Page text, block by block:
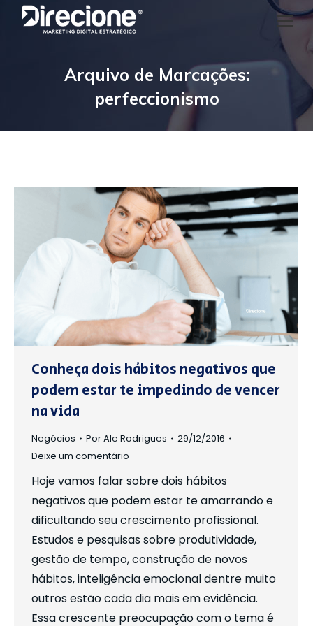
Arquivo de Marcações:
perfeccionismo
Conheça dois hábitos negativos que
podem estar te impedindo de vencer
na vida
Negócios PorAle Rodrigues
29/12/2016
Deixe um comentário
Hoje vamos falar sobre dois hábitos
negativos que podem estar te amarrando e
dificultando seu crescimento profissional.
Estudos e pesquisas sobre produtividade,
gestão de tempo, construção de novos
hábitos, inteligência emocional dentre muito
outros estão cada dia mais em evidência.
Essa crescente preocupação com o tema é